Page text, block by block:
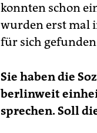
konnten schon
wurden erst mal
für sich
Sie haben die
berlinweit
sprechen. Soll